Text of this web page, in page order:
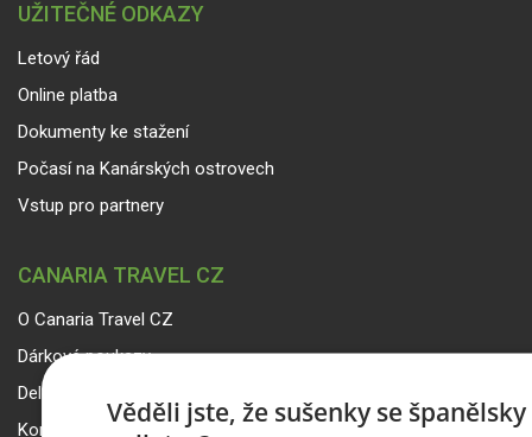
UŽITEČNÉ ODKAZY
Letový řád
Online platba
Dokumenty ke stažení
Počasí na Kanárských ostrovech
Vstup pro partnery
CANARIA TRAVEL CZ
O Canaria Travel CZ
Dárkové poukazy
Delegáti
Kontakty
Věděli jste, že sušenky se